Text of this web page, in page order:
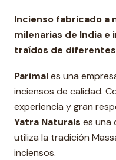
Incienso fabricado a
milenarias de India
traídos de
Parimales una
inciensos de calidad.
experiencia y gran
Yatra Naturals es una
utiliza la tradición
inciensos.